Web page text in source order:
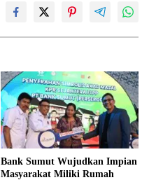
Bank Sumut Wujudkan Impian
Masyarakat Miliki Rumah